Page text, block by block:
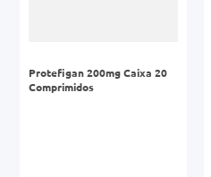
Protefigan 200mg Caixa 20
Comprimidos